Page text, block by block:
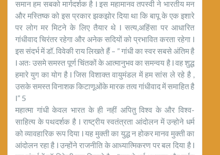
समान हम सबको मार्गदर्शक है l इस महामानव तपस्वी ने भारतीय मन
और मस्तिष्क को इस प्रकार झकझोर दिया था कि बापू के एक इशारे
पर लोग मर मिटने के लिए तैयार थे l सत्य,अहिंसा पर आधारित
गांधीवाद चिरंतर रहेगा और अनेक सदियों को प्रभावित करता रहेगा l
इस संदर्भ में डॉ. विवेकी राय लिखते हैं – ” गांधी का स्वर सबसे अंतिम है
l अतः उसमे समस्त पूर्ण चिंतकों के आत्मानुभव का समन्वय है l वह शुद्ध
हमारे युग का योग है l जिस विशाक्त वायुमंडल में हम सांस ले रहे है ,
उसके समस्त विनाशक किटाणूओंके मारक तत्व गांधीवाद में समाहित है
l” 5
महात्मा गांधी केवल भारत के ही नहीं अपितु विश्व के और विश्व-
साहित्य के पथदर्शक है l राष्ट्रीय स्वतंत्रता आंदोलन में उन्होने धर्म
को व्यावहारिक रूप दिया l यह मुक्ती का युद्ध न होकर मानव मुक्ती का
आंदोलन रहा है l उन्होंने राजनीति के आध्यात्मिकरण पर बल दिया है l